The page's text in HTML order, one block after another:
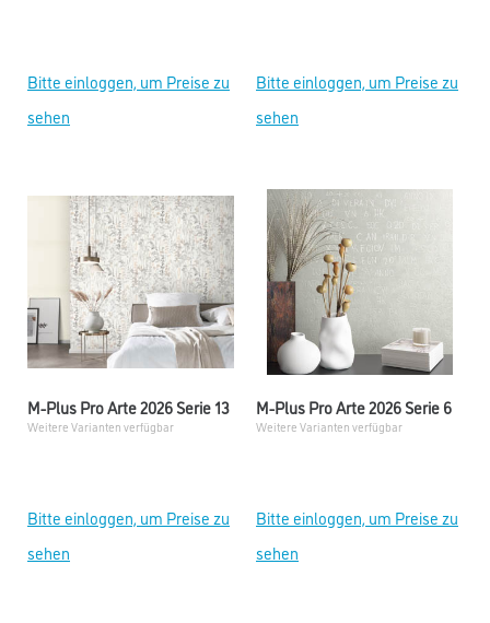
Bitte einloggen, um Preise zu
sehen
Bitte einloggen, um Preise zu
sehen
M-Plus Pro Arte 2026 Serie 13
Weitere Varianten verfügbar
Bitte einloggen, um Preise zu
sehen
M-Plus Pro Arte 2026 Serie 6
Weitere Varianten verfügbar
Bitte einloggen, um Preise zu
sehen